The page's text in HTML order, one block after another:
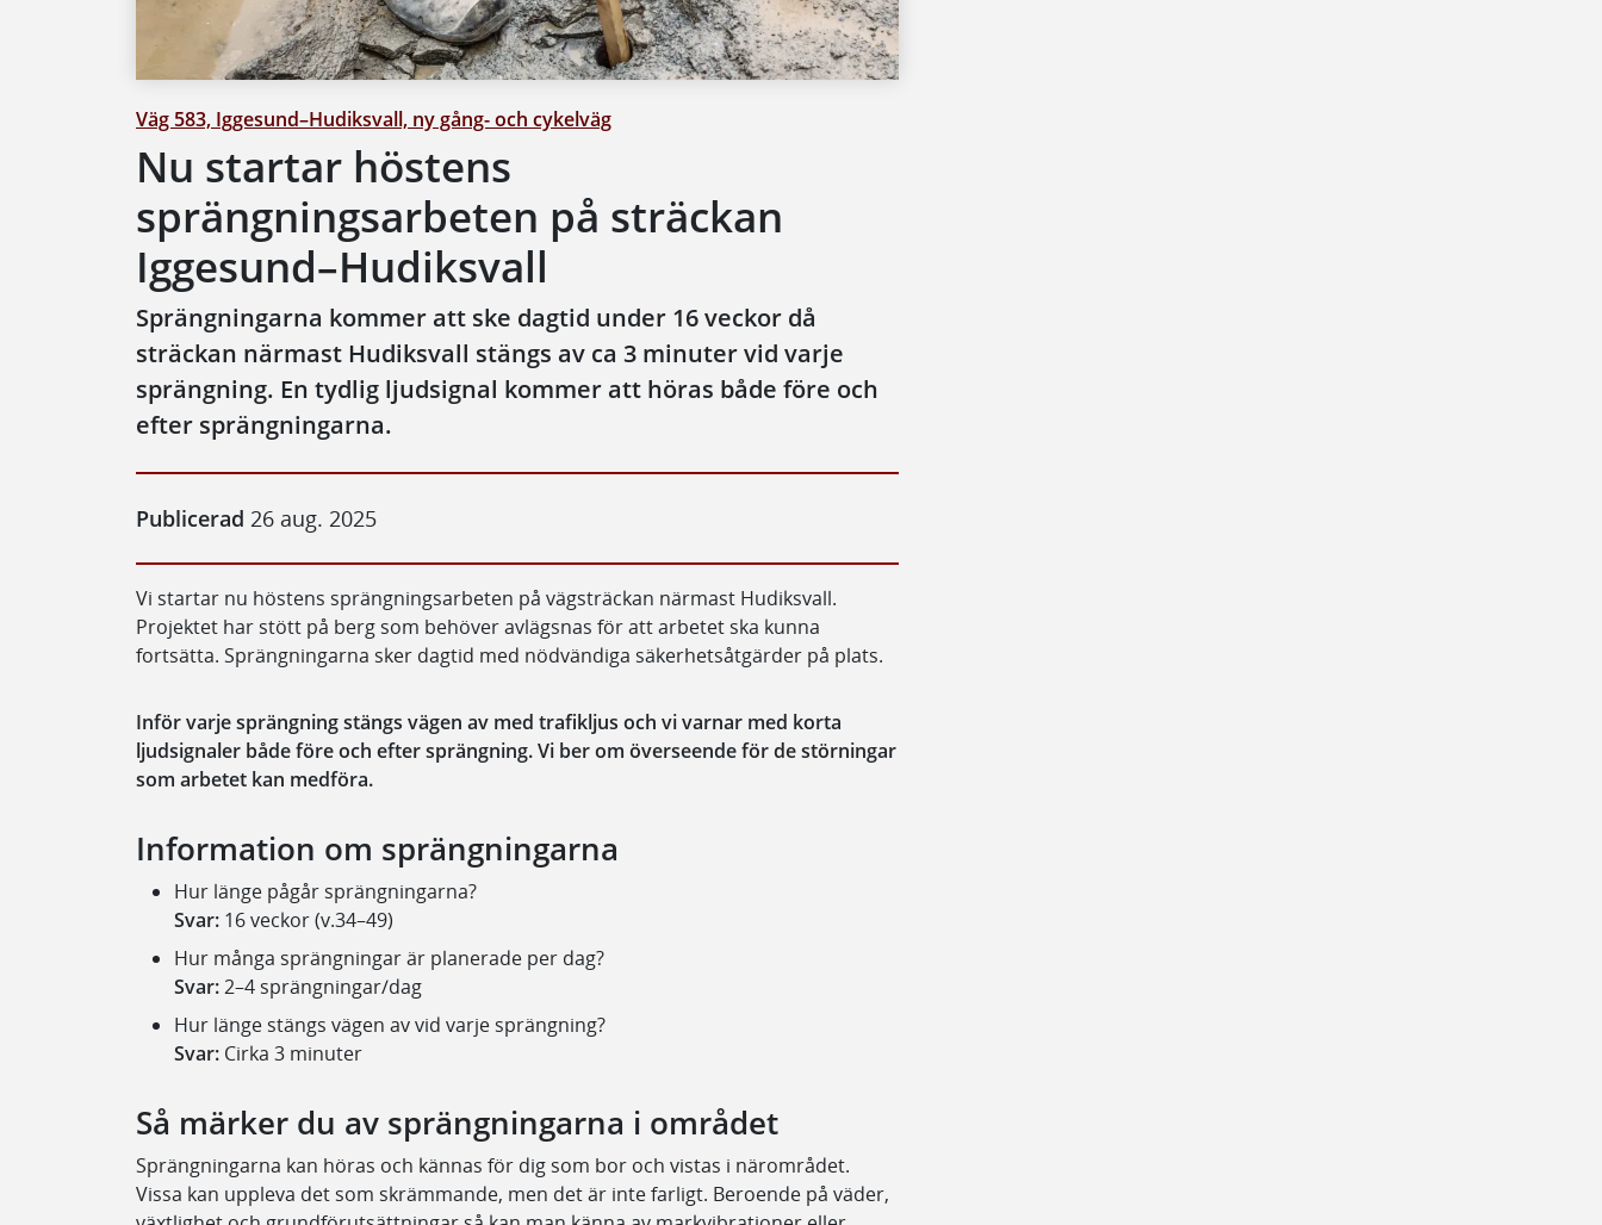
Väg 583, Iggesund–Hudiksvall, ny gång- och cykelväg
Nu startar höstens
sprängningsarbeten på sträckan
Iggesund–Hudiksvall
Sprängningarna kommer att ske dagtid under 16 veckor då
sträckan närmast Hudiksvall stängs av ca 3 minuter vid varje
sprängning. En tydlig ljudsignal kommer att höras både före och
efter sprängningarna.
Publicerad 26 aug. 2025
Vi startar nu höstens sprängningsarbeten på vägsträckan närmast Hudiksvall.
Projektet har stött på berg som behöver avlägsnas för att arbetet ska kunna
fortsätta. Sprängningarna sker dagtid med nödvändiga säkerhetsåtgärder på plats.
Inför varje sprängning stängs vägen av med trafikljus och vi varnar med korta
ljudsignaler både före och efter sprängning. Vi ber om överseende för de störningar
som arbetet kan medföra.
Information om sprängningarna
Hur länge pågår sprängningarna?
Svar: 16 veckor (v.34–49)
Hur många sprängningar är planerade per dag?
Svar:2–4 sprängningar/dag
Hur länge stängs vägen av vid varje sprängning?
Svar: Cirka 3 minuter
Så märker du av sprängningarna i området
Sprängningarna kan höras och kännas för dig som bor och vistas i närområdet.
Vissa kan uppleva det som skrämmande, men det är inte farligt. Beroende på väder,